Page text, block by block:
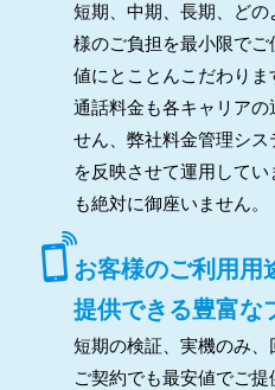
短期、中期、長期、ど
様のご負担を最小限で
値にとことんこだわりま
通話料金も各キャリア
せん、弊社料金管理シ
を反映させて運用して
も絶対に御座いません。
お客様のご利用用
提供できる豊富な
短期の検証、実機のみ
ご契約でも最安値でご